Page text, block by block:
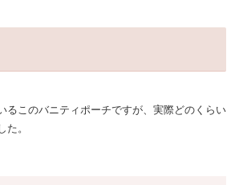
るこのバニティポーチですが、実際どのくらい
た。